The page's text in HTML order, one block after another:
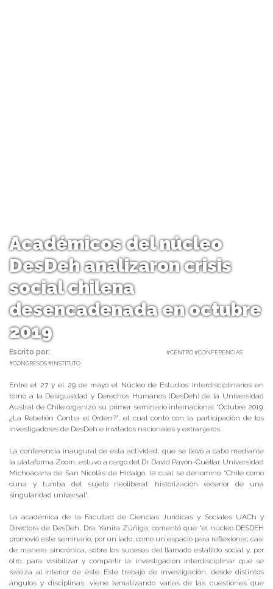
Académicos del núcleo
DesDeh analizaron crisis
social chilena
desencadenada en octubre
2019
Escrito por:
#CENTRO #CONFERENCIAS
#CONGRESOS #INSTITUTO
Entre el 27 y el 29 de mayo el Núcleo de Estudios Interdisciplinarios en
torno a la Desigualdad y Derechos Humanos (DesDeh) de la Universidad
Austral de Chile organizó su primer seminario internacional “Octubre 2019:
¿La Rebelión Contra el Orden?”, el cual contó con la participación de los
investigadores de DesDeh e invitados nacionales y extranjeros.
La conferencia inaugural de esta actividad, que se llevó a cabo mediante
la plataforma Zoom, estuvo a cargo del Dr. David Pavón-Cuéllar. Universidad
Michoacana de San Nicolás de Hidalgo, la cual se denominó “Chile como
cuna y tumba del sujeto neoliberal: historización exterior de una
singularidad universal”.
La académica de la Facultad de Ciencias Jurídicas y Sociales UACh y
Directora de DesDeh, Dra. Yanira Zúñiga, comentó que “el núcleo DESDEH
promovió este seminario, por un lado, como un espacio para reflexionar, casi
de manera sincrónica, sobre los sucesos del llamado estallido social y, por
otro, para visibilizar y compartir la investigación interdisciplinar que se
realiza al interior de éste. Este trabajo de investigación, desde distintos
ángulos y disciplinas, viene tematizando varias de las cuestiones que